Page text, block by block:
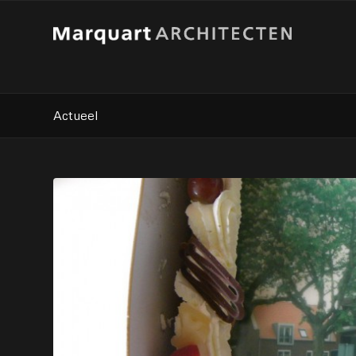
Actueel